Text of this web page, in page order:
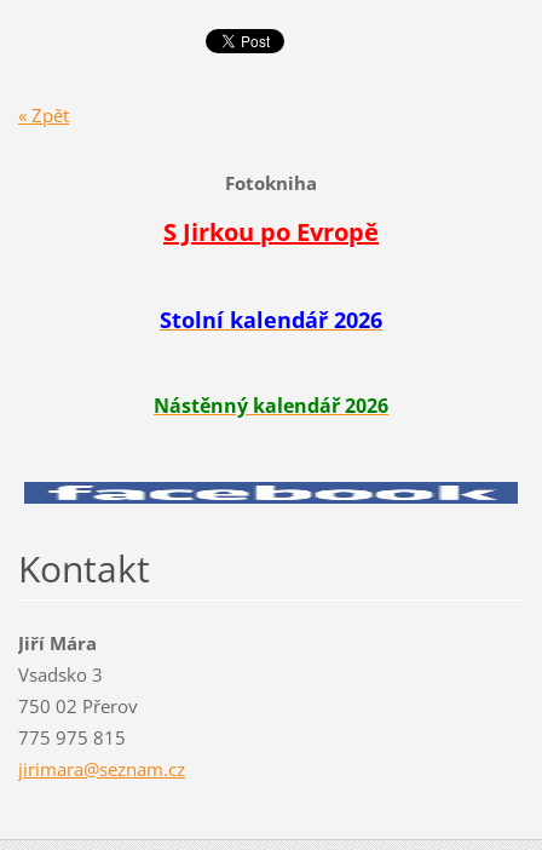
« Zpět
Fotokniha
S Jirkou po Evropě
Stolní kalendář 2026
Nástěnný kalendář 2026
Kontakt
Jiří Mára
Vsadsko 3
750 02 Přerov
775 975 815
jirimara@seznam.cz